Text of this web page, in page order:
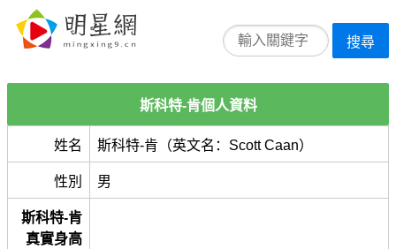
搜尋
斯科特-肯個人資料
姓名 斯科特-肯（英文名：Scott Caan）
性別 男
斯科特-肯
真實身高